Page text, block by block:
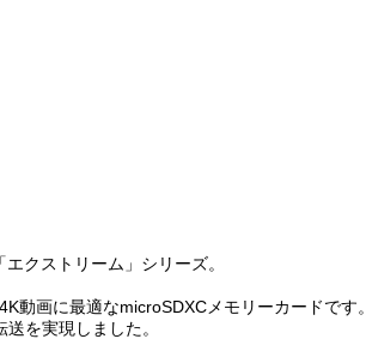
クストリーム」シリーズ。
動画に最適なmicroSDXCメモリーカードです。
を実現しました。